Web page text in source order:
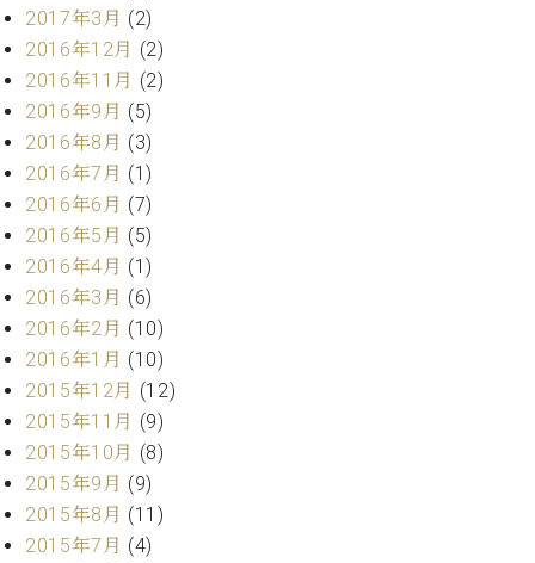
W.
ホ
マ
ン
ト
ラ
デ
ィ
シ
ョ
ン
W.
ホ
フ
マ
ン
ヴ
ィ
ジ
術
営
業
セ
ン
タ
ー
ス
タ
ッ
ご
挨
拶
技
術
者
介
展示
2017年3月 (2)
2016年12月 (2)
2016年11月 (2)
2016年9月 (5)
2016年8月 (3)
2016年7月 (1)
2016年6月 (7)
2016年5月 (5)
2016年4月 (1)
2016年3月 (6)
2016年2月 (10)
2016年1月 (10)
2015年12月 (12)
2015年11月 (9)
2015年10月 (8)
2015年9月 (9)
2015年8月 (11)
2015年7月 (4)